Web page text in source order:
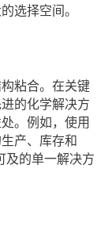
选择空间。
粘合。在关键
的化学解决方
。例如，使用
产、库存和
及的单一解决方